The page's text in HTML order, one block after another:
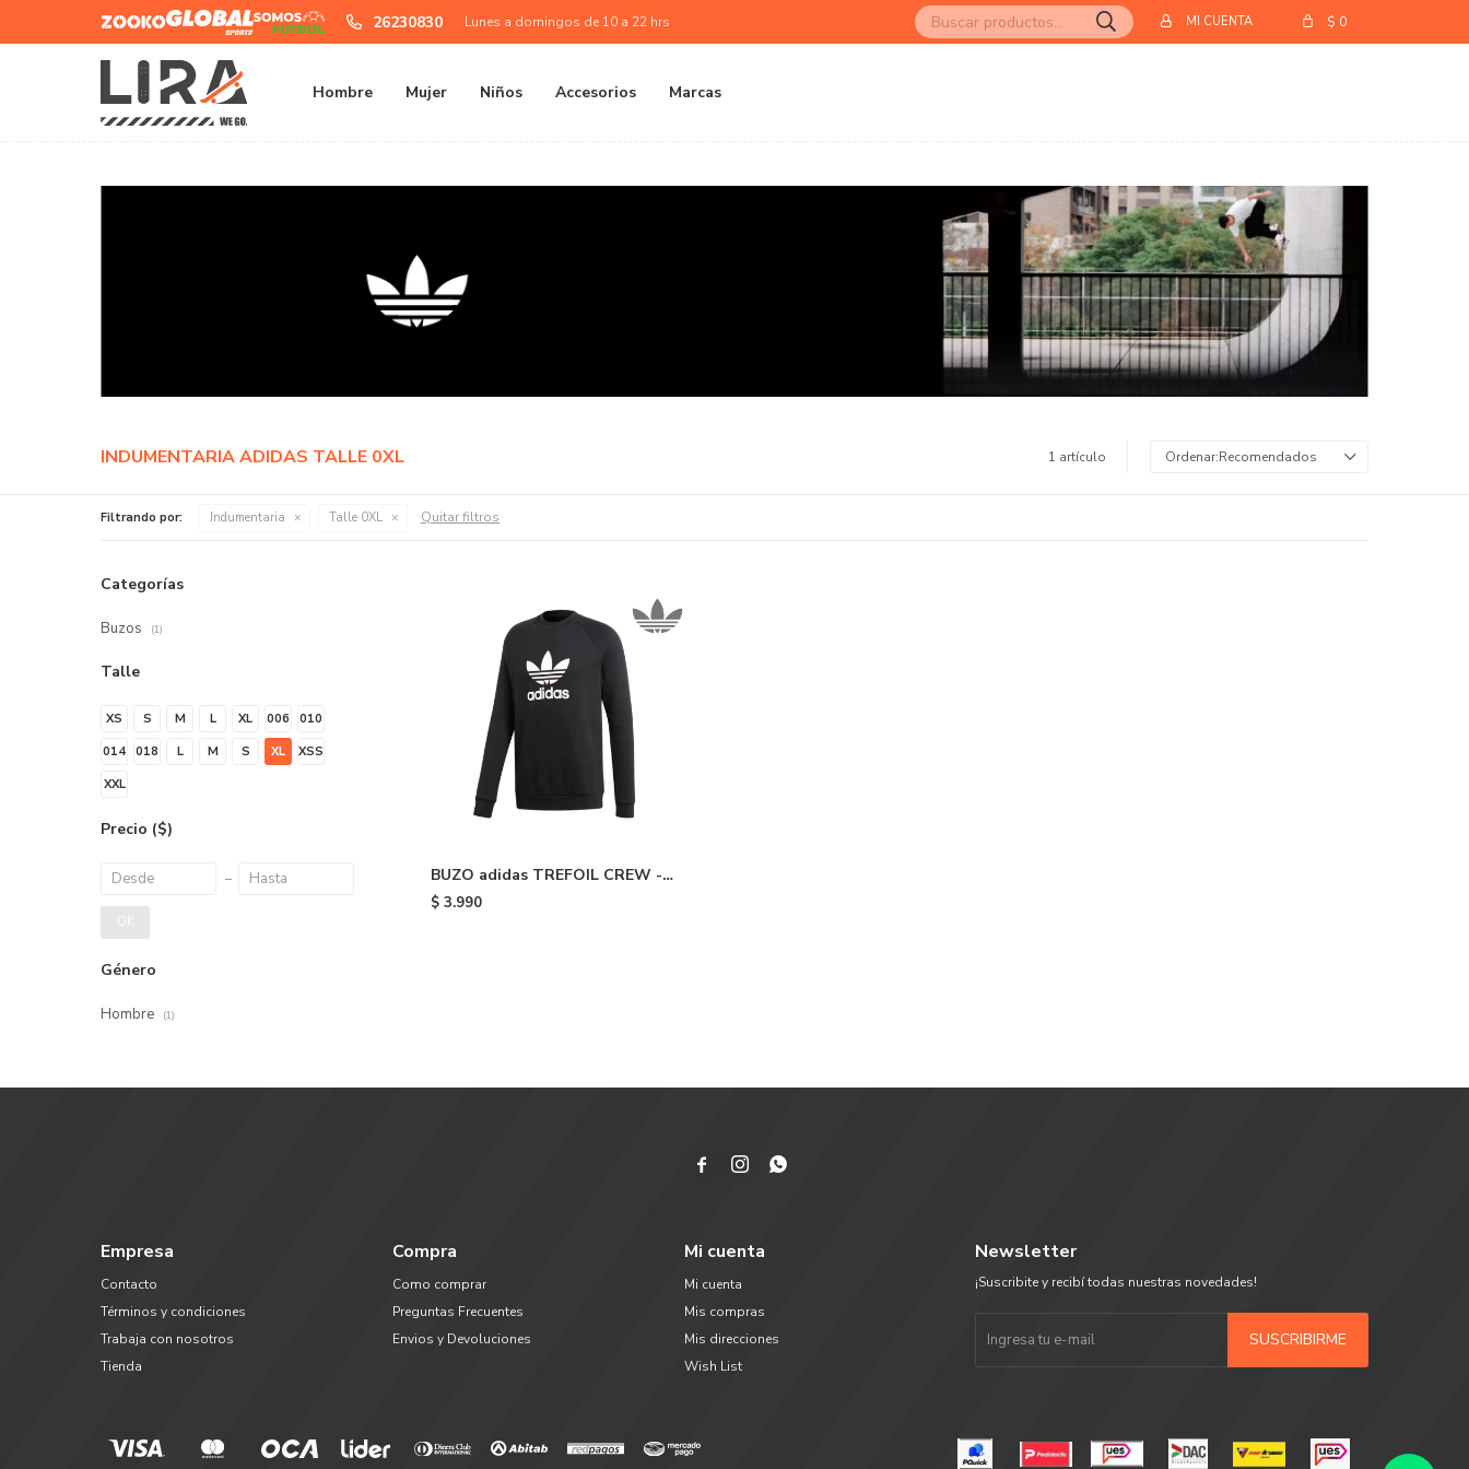
Hombre Mujer Niños Accesorios Marcas
$ 0
Futbol
26230830 Lunes a domingos de 10 a 22 hrs
INDUMENTARIA ADIDAS TALLE 0XL 1 artículo Recomendados
Filtrando por: Indumentaria Talle 0XL Quitar filtros
BUZO adidas TREFOIL CREW -
Black
$ 3.990
Categorías
Buzos (1)
Talle
XS S M L XL 006
010
014 018 L M S XL
XSS
XXL
Precio ($)
OK
Género
Hombre (1)
Empresa
Contacto
Términos y condiciones
Trabaja con nosotros
Tienda
Compra
Como comprar
Preguntas Frecuentes
Envios y Devoluciones
Mi cuenta
Mi cuenta
Mis compras
Mis direcciones
Wish List
  
Newsletter
¡Suscribite y recibí todas nuestras novedades!
SUSCRIBIRME